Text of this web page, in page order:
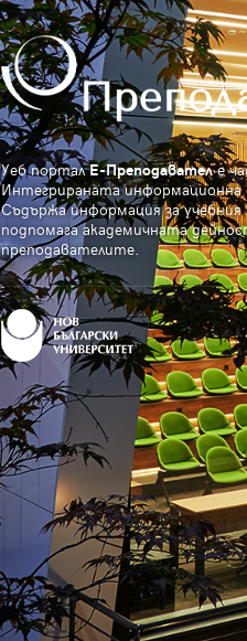
Уеб порталЕ-Преподавателе
Интегрираната
Съдържа информация за учебния
подпомага академичната
преподавателите.